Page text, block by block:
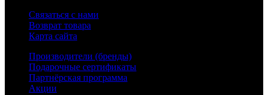
Связаться с нами
Возврат товара
Карта сайта
Производители (бренды)
Подарочные сертификаты
Партнёрская программа
Акции